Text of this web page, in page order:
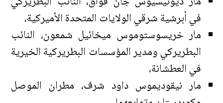
في أبرشية شرقي الولايات المتحدة الأميركية،
مار خريسوستوموس ميخائيل شمعون، النائب
البطريركي ومدير المؤسسات البطريركية الخيرية
في العطشانة،
مار نيقوديموس داود شرف، مطران الموصل